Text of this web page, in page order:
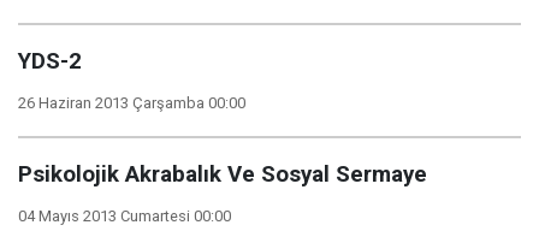
YDS-2
26 Haziran 2013 Çarşamba 00:00
Psikolojik Akrabalık Ve Sosyal Sermaye
04 Mayıs 2013 Cumartesi 00:00